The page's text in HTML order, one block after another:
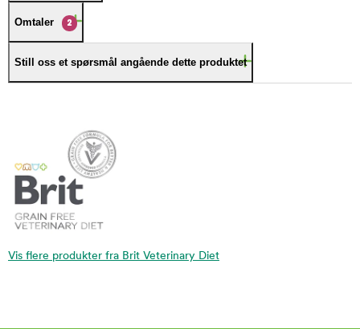
Omtaler 2
Still oss et spørsmål angående dette produktet
Vis flere produkter fra Brit Veterinary Diet